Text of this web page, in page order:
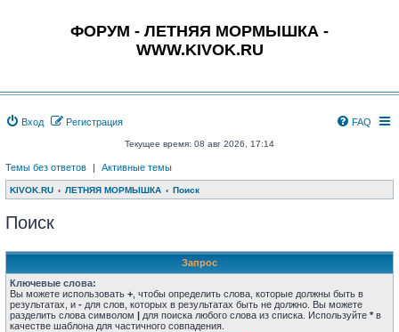
ФОРУМ - ЛЕТНЯЯ МОРМЫШКА -
WWW.KIVOK.RU
Вход Регистрация FAQ
Текущее время: 08 авг 2026, 17:14
Темы без ответов | Активные темы
KIVOK.RU ЛЕТНЯЯ МОРМЫШКА Поиск
Поиск
Запрос
Ключевые слова:
Вы можете использовать + , чтобы определить слова, которые должны быть в
результатах, и - для слов, которых в результатах быть не должно. Вы можете
разделить слова символом | для поиска любого слова из списка. Используйте * в
качестве шаблона для частичного совпадения.